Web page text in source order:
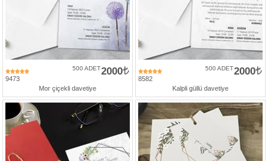
(ücretsiz)
Gerçek
Müşteri
Yorumları
Yeni
Davetiye
9473
2000
500 ADET
Mor çiçekli davetiye
8582
2000
500 ADET
Kalpli güllü davetiye